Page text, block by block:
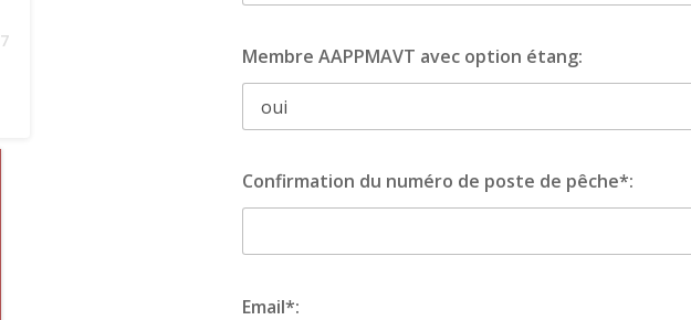
Membre AAPPMAVT avec option étang:
Confirmation du numéro de poste de pêche*:
Email*: